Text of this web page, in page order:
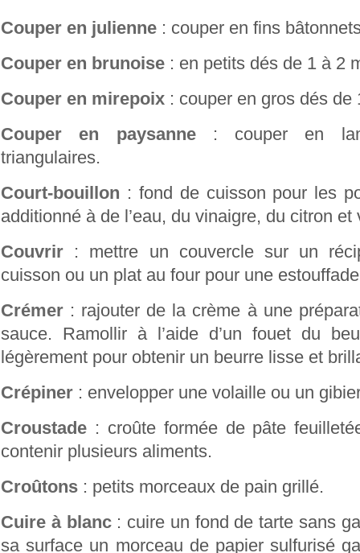
Couper en julienne : couper en fins
Couper en brunoise : en petits dés de 1 à 2
Couper en mirepoix : couper en gros dés de
Couper en paysanne: couper en
triangulaires.
Court-bouillon : fond de cuisson pour les
additionné à de l’eau, du vinaigre, du citron et
Couvrir : mettre un couvercle sur un
cuisson ou un plat au four pour une
Crémer : rajouter de la crème à une
sauce. Ramollir à l’aide d’un fouet du
légèrement pour obtenir un beurre lisse et
Crépiner : envelopper une volaille ou un
Croustade : croûte formée de pâte
contenir plusieurs aliments.
Croûtons : petits morceaux de pain grillé.
Cuire à blanc: cuire un fond de tarte sans
sa surface un morceau de papier sulfurisé